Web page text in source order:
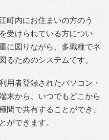
町内にお住まいの方のう
受けられている方につい
に図りながら、多職種でネ
るためのシステムです。
用者登録されたパソコン・
末から、いつでもどこから
間で共有することができ、
ができます。